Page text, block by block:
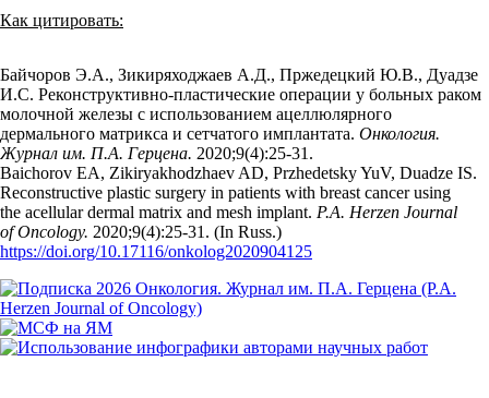
Как цитировать:
Байчоров Э.А., Зикиряходжаев А.Д., Пржедецкий Ю.В., Дуадзе
И.С. Реконструктивно-пластические операции у больных раком
молочной железы с использованием ацеллюлярного
дермального матрикса и сетчатого имплантата. Онкология.
Журнал им. П.А. Герцена. 2020;9(4):25‑31.
Baichorov EA, Zikiryakhodzhaev AD, Przhedetsky YuV, Duadze IS.
Reconstructive plastic surgery in patients with breast cancer using
the acellular dermal matrix and mesh implant. P.A. Herzen Journal
of Oncology. 2020;9(4):25‑31. (In Russ.)
https://doi.org/10.17116/onkolog2020904125